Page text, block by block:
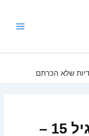
איך להרוויח כסף בגיל 15 –